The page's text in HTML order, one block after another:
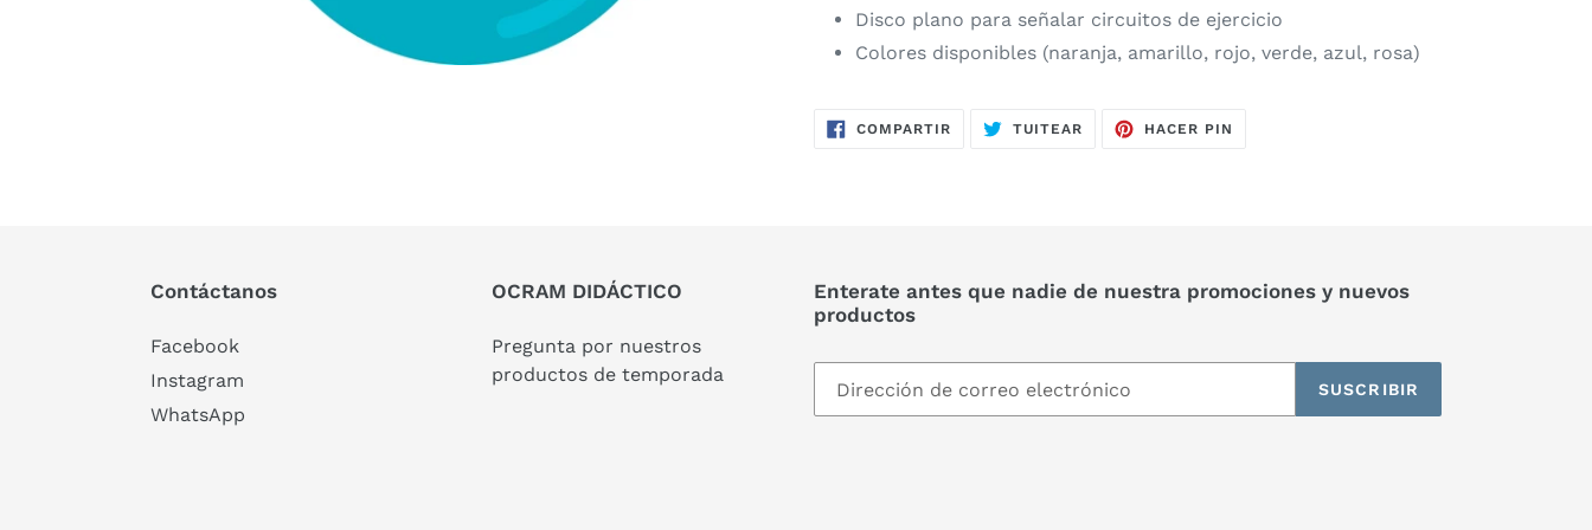
Disco plano para señalar circuitos de ejercicio
Colores disponibles (naranja, amarillo, rojo, verde, azul, rosa)
COMPARTIRCOMPARTIRTUITEAR TUITEARHACER PIN
Contáctanos
Facebook
Instagram
WhatsApp
OCRAM DIDÁCTICO
Pregunta por nuestros
productos de temporada
Enterate antes que nadie de nuestra promociones y nuevos
productos
SUSCRIBIR